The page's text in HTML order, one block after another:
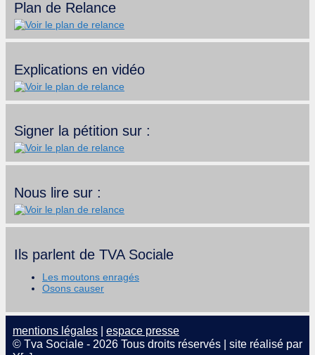
Plan de Relance
Explications en vidéo
Signer la pétition sur :
Nous lire sur :
Ils parlent de TVA Sociale
Les moutons enragés
Osons causer
mentions légales
espace presse
© Tva Sociale - 2026 Tous droits réservés | site réalisé par